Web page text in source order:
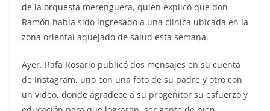
de la orquesta merenguera, quien explicó que don
Ramón había sido ingresado a una clínica ubicada en la
zona oriental aquejado de salud esta semana.
Ayer, Rafa Rosario publicó dos mensajes en su cuenta
de Instagram, uno con una foto de su padre y otro con
un video, donde agradece a su progenitor su esfuerzo y